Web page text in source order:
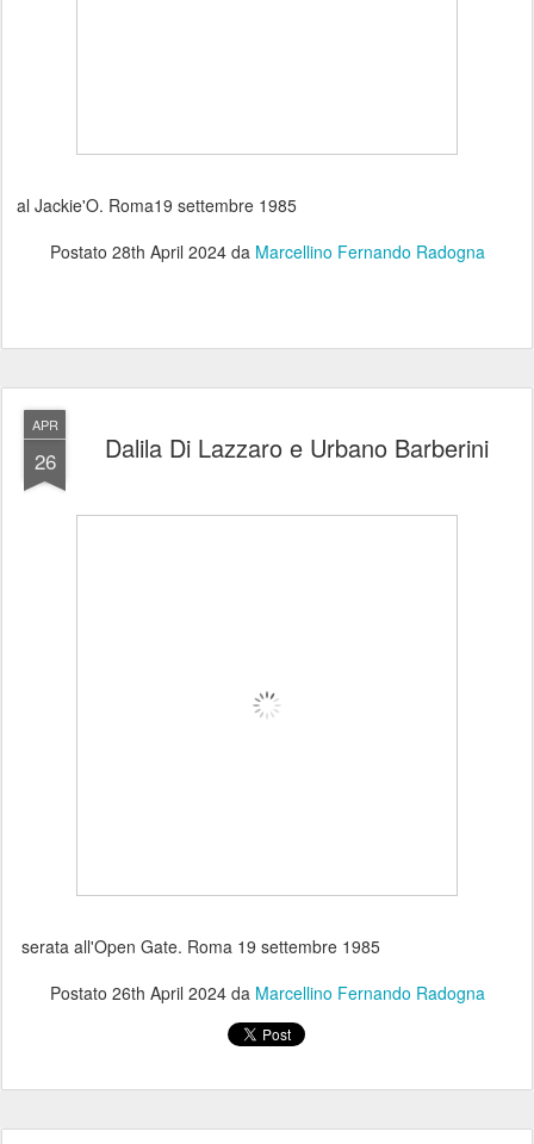
al Jackie'O. Roma19 settembre 1985
Postato 28th April 2024da Marcellino Fernando Radogna
APR
26 Dalila Di Lazzaro e Urbano Barberini
serata all'Open Gate. Roma 19 settembre 1985
Postato 26th April 2024da Marcellino Fernando Radogna